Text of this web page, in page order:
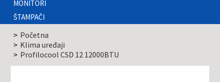
MONITORI
ŠTAMPAČI
Početna
Klima uređaji
Profilocool CSD 12 12000BTU